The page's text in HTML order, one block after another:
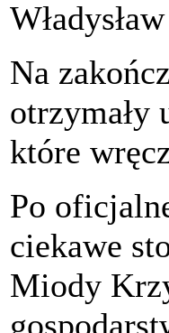
Na
otrzymały
które
Po
ciekawe
Miody